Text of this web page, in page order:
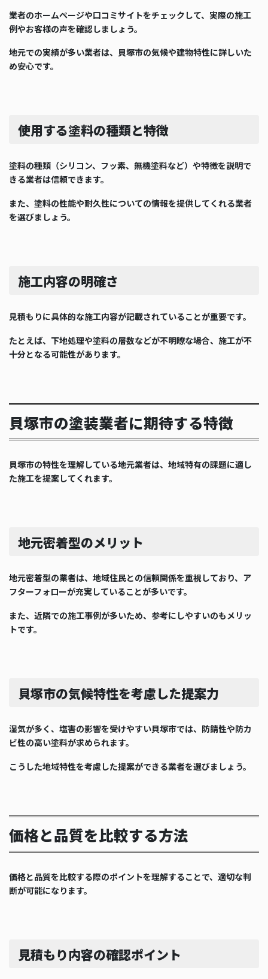
業者のホームページや口コミサイトをチェックして、実際の施工
例やお客様の声を確認しましょう。
地元での実績が多い業者は、貝塚市の気候や建物特性に詳しいた
め安心です。
使用する塗料の種類と特徴
塗料の種類（シリコン、フッ素、無機塗料など）や特徴を説明で
きる業者は信頼できます。
また、塗料の性能や耐久性についての情報を提供してくれる業者
を選びましょう。
施工内容の明確さ
見積もりに具体的な施工内容が記載されていることが重要です。
たとえば、下地処理や塗料の層数などが不明瞭な場合、施工が不
十分となる可能性があります。
貝塚市の塗装業者に期待する特徴
貝塚市の特性を理解している地元業者は、地域特有の課題に適し
た施工を提案してくれます。
地元密着型のメリット
地元密着型の業者は、地域住民との信頼関係を重視しており、ア
フターフォローが充実していることが多いです。
また、近隣での施工事例が多いため、参考にしやすいのもメリッ
トです。
貝塚市の気候特性を考慮した提案力
湿気が多く、塩害の影響を受けやすい貝塚市では、防錆性や防カ
ビ性の高い塗料が求められます。
こうした地域特性を考慮した提案ができる業者を選びましょう。
価格と品質を比較する方法
価格と品質を比較する際のポイントを理解することで、適切な判
断が可能になります。
見積もり内容の確認ポイント